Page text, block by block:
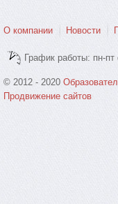
О компании Новости
График работы: пн-
© 2012 - 2020
Продвижение сайтов